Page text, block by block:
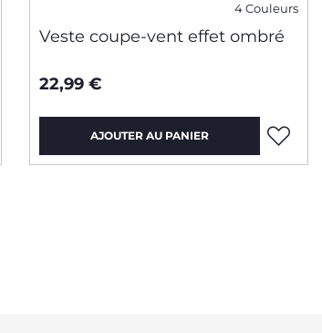
4 Couleurs
Veste coupe-vent effet ombré
22,99 €
AJOUTER AU PANIER